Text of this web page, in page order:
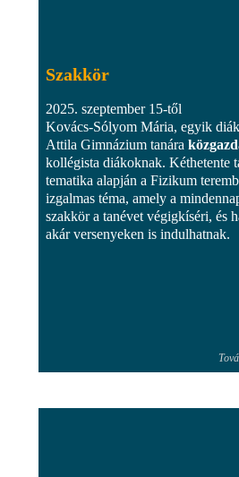
Szakkör
2025. szeptember 15-től
Kovács-Sólyom Mária, egyik
Attila Gimnázium tanára
kollégista diákoknak. Kéthetente
tematika alapján a Fizikum
izgalmas téma, amely a
szakkör a tanévet végigkíséri, és
akár versenyeken is indulhatnak.